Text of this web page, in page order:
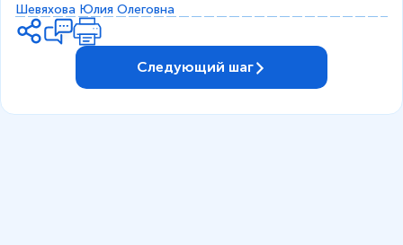
Шевяхова Юлия Олеговна
Следующий шаг